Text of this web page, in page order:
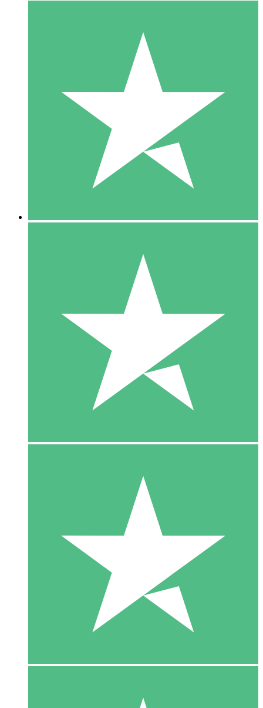
Individuella Kreditpaket
Betala per användning med nedladdningskrediter. Inget
1 Nedladdningar
10 00
10 Nedladdningar
20 00